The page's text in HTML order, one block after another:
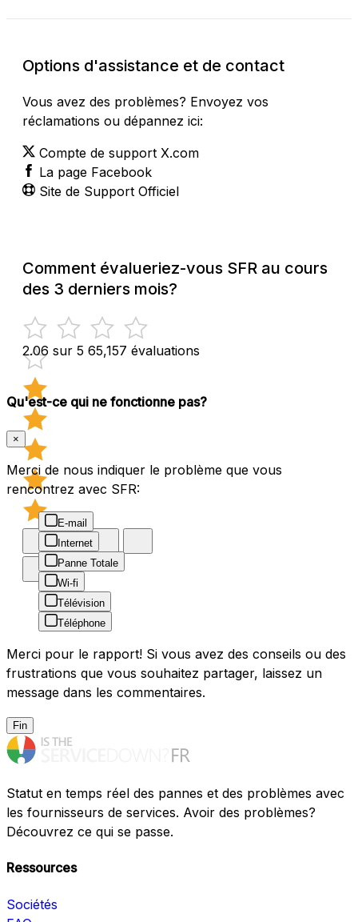
Options d'assistance et de contact
Vous avez des problèmes? Envoyez vos
réclamations ou dépannez ici:
Compte de support X.com
La page Facebook
Site de Support Officiel
Comment évalueriez-vous SFR au cours
des 3 derniers mois?
2.06 sur 5 65,157 évaluations
Qu'est-ce qui ne fonctionne pas?
×
Merci de nous indiquer le problème que vous
rencontrez avec SFR:
E-mail
Internet
Panne Totale
Wi-fi
Télévision
Téléphone
Merci pour le rapport! Si vous avez des conseils ou des
frustrations que vous souhaitez partager, laissez un
message dans les commentaires.
Fin
Statut en temps réel des pannes et des problèmes avec
les fournisseurs de services. Avoir des problèmes?
Découvrez ce qui se passe.
Ressources
Sociétés